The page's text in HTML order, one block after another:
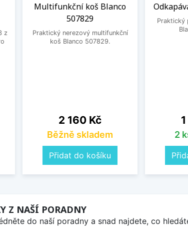
z
Multifunkční koš Blanco
507829
Praktický nerezový multifunkční
koš Blanco 507829.
Cena
2 160 Kč
Běžně skladem
Přidat do košíku
Praktický
2
Z NAŠÍ PORADNY
do naší poradny a snad najdete, co